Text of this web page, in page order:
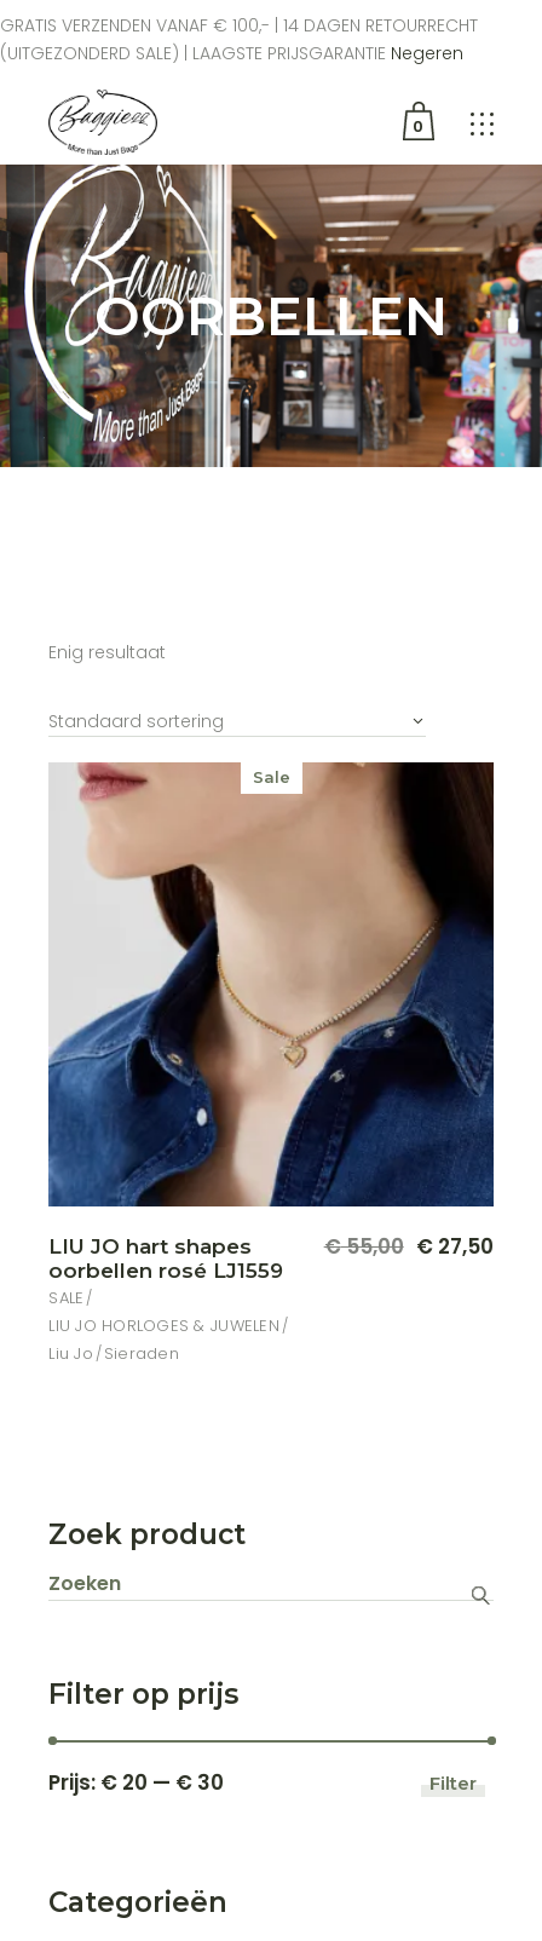
GRATIS VERZENDEN VANAF € 100,- | 14 DAGEN RETOURRECHT
(UITGEZONDERD SALE) | LAAGSTE PRIJSGARANTIE Negeren
0
Geen producten in de
winkelwagen.
OORBELLEN
Enig resultaat
Standaard sortering
Sale
LIU JO hart shapes
oorbellen rosé LJ1559
SALE
LIU JO HORLOGES & JUWELEN
Liu Jo Sieraden
€55,00
Oorspronkelijke
€27,50
Huidige
Zoek product
Zoeken
naar:
Filter op prijs
Filter
Prijs: € 20 — € 30
Categorieën